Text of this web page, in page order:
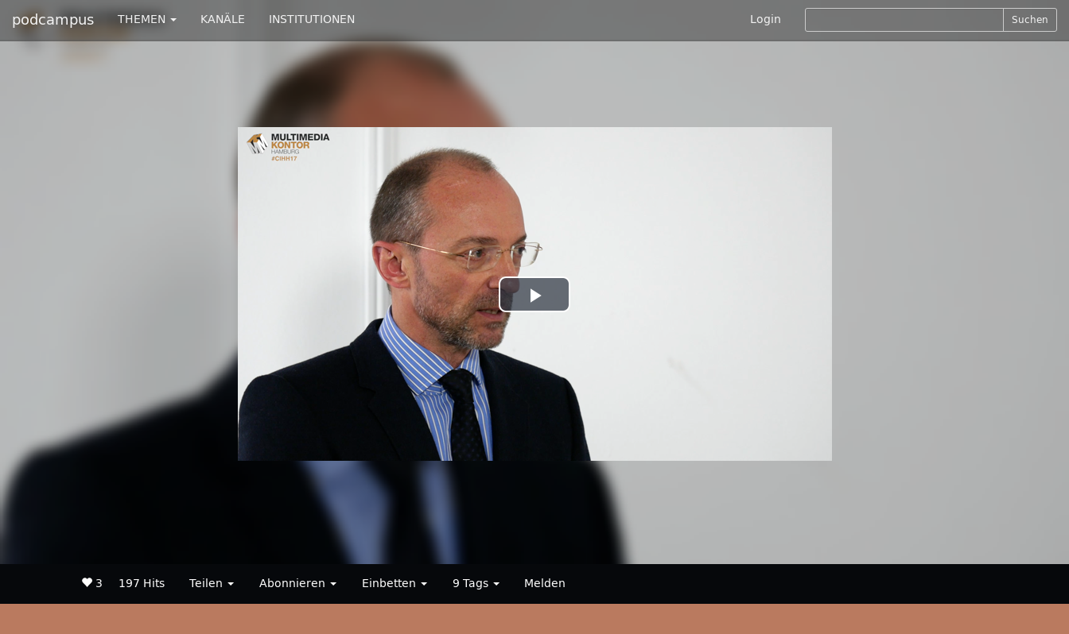
podcampus THEMEN KANÄLE INSTITUTIONEN Login Suchen
Play
3 197 Hits Teilen Abonnieren Einbetten 9 Tags Melden